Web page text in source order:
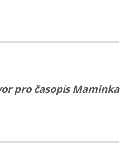
pro časopis Maminka